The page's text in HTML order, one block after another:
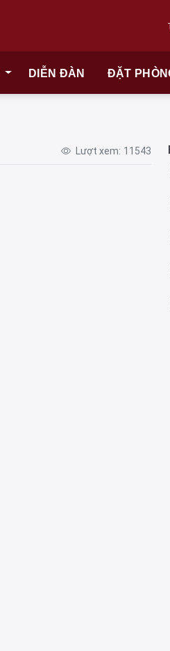
DIỄN ĐÀN ĐẶT
Lượt xem: 11543